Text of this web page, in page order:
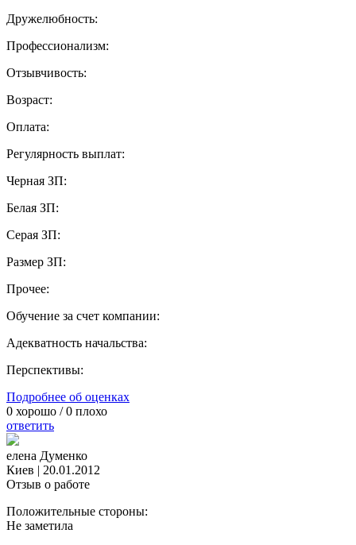
Дружелюбность:
Профессионализм:
Отзывчивость:
Возраст:
Оплата:
Регулярность выплат:
Черная ЗП:
Белая ЗП:
Серая ЗП:
Размер ЗП:
Прочее:
Обучение за счет компании:
Адекватность начальства:
Перспективы:
Подробнее об оценках
0 хорошо /0 плохо
ответить
елена Думенко
Киев | 20.01.2012
Отзыв о работе
Положительные стороны:
Не заметила